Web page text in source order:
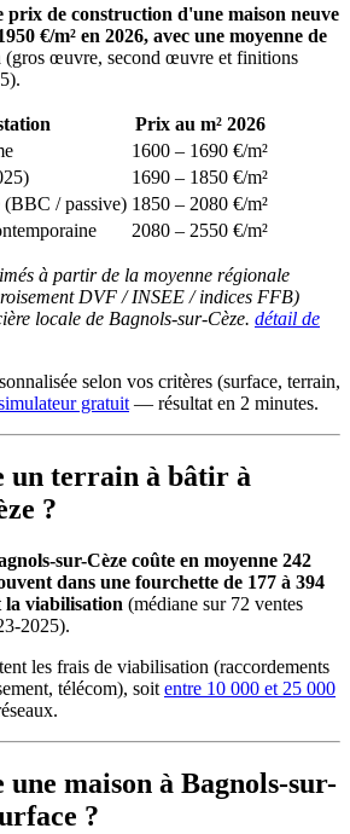
prix de construction d'une maison neuve
€/m² en 2026, avec une moyenne de
(gros œuvre, second œuvre et finitions
Prix au m² 2026
1600 – 1690 €/m²
1690 – 1850 €/m²
(BBC / passive) 1850 – 2080 €/m²
2080 – 2550 €/m²
à partir de la moyenne régionale
DVF / INSEE / indices FFB)
locale de Bagnols-sur-Cèze. détail de
selon vos critères (surface, terrain,
gratuit— résultat en 2 minutes.
un terrain à bâtir à
?
sur-Cèze coûte en moyenne 242
dans une fourchette de 177 à 394
la viabilisation (médiane sur 72 ventes
2025).
les frais de viabilisation (raccordements
télécom), soit entre 10 000 et 25 000
une maison à Bagnols-sur-
?